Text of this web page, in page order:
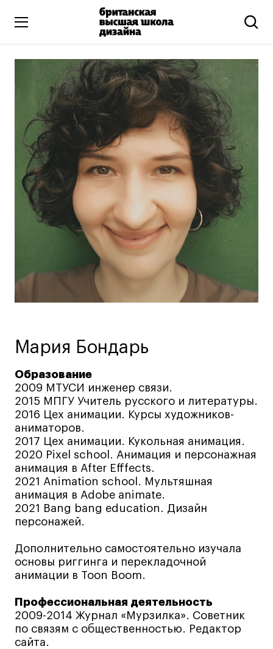
Высшее образование
Искусство и дизайн
Подготовительные курсы
Бизнес и маркетинг
Все программы
Дополнительное образование
Коммуникационный и цифровой дизайн
Иллюстрация
Современное искусство
Ювелирный дизайн
Сценография
Промышленный и предметный дизайн
Дизайн и декорирование интерьера
Бизнес и маркетинг
Подготовительные курсы и творческое
развитие
Среднесрочные
ИЗО и Керамика
Ландшафтный дизайн
Все программы
Онлайн-программы
Декорирование интерьера
Дизайн интерьера
Стайлинг
Современная живопись
UX/UI-дизайн
Мария Бондарь
Образование
2009 МТУСИ инженер связи.
2015 МПГУ Учитель русского и литературы.
2016 Цех анимации. Курсы художников-
аниматоров.
2017 Цех анимации. Кукольная анимация.
2020 Pixel school. Анимация и персонажная
анимация в After Efffects.
2021 Animation school. Мультяшная
анимация в Adobe animate.
2021 Bang bang education. Дизайн
персонажей.
Дополнительно самостоятельно изучала
основы риггинга и перекладочной
анимации в Toon Boom.
Профессиональная деятельность
2009-2014 Журнал «Мурзилка». Советник
по связям с общественностью. Редактор
сайта.